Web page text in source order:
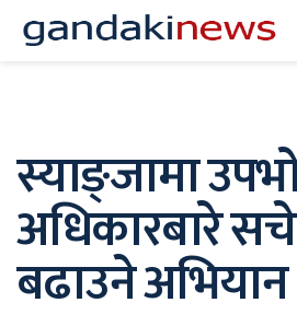
स्याङ्जामा
अधिकारबारे
बढाउने अभियान